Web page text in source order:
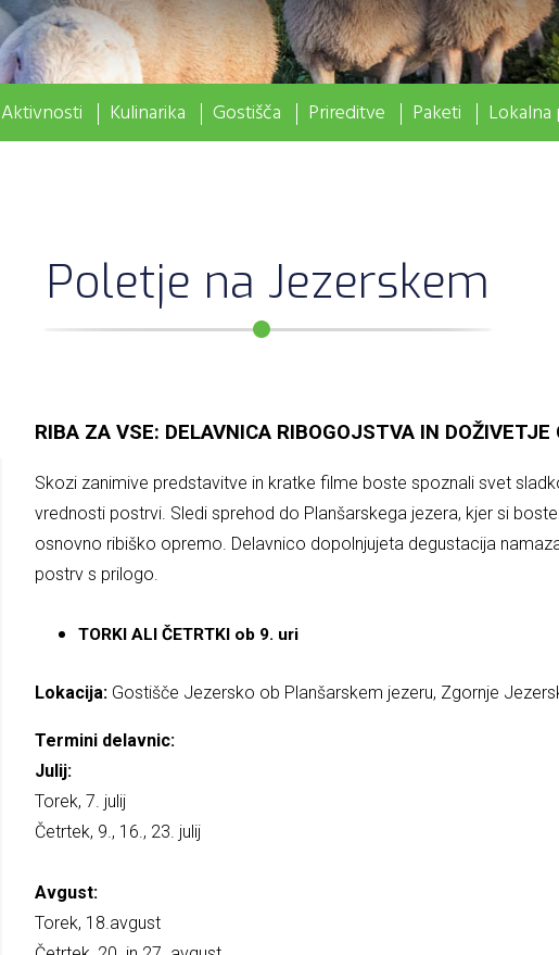
Aktivnosti Kulinarika Gostišča Prireditve Paketi
Poletje na Jezerskem
RIBA ZA VSE: DELAVNICA RIBOGOJSTVA IN
Skozi zanimive predstavitve in kratke filme boste spoznali svet
vrednosti postrvi. Sledi sprehod do Planšarskega jezera, kjer si
osnovno ribiško opremo. Delavnico dopolnjujeta degustacija
postrv s prilogo.
TORKI ALI ČETRTKI ob 9. uri
Lokacija: Gostišče Jezersko ob Planšarskem jezeru, Zgornje
Termini delavnic:
Julij:
Torek, 7. julij
Četrtek, 9., 16., 23. julij
Avgust:
Torek, 18.avgust